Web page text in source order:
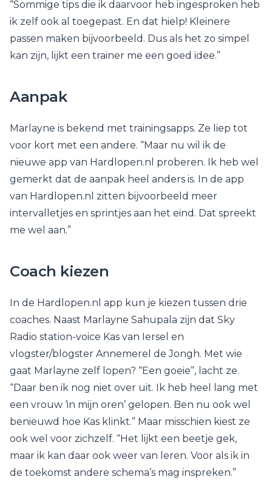
“Sommige tips die ik daarvoor heb ingesproken heb
ik zelf ook al toegepast. En dat hielp! Kleinere
passen maken bijvoorbeeld. Dus als het zo simpel
kan zijn, lijkt een trainer me een goed idee.”
Aanpak
Marlayne is bekend met trainingsapps. Ze liep tot
voor kort met een andere. “Maar nu wil ik de
nieuwe app van Hardlopen.nl proberen. Ik heb wel
gemerkt dat de aanpak heel anders is. In de app
van Hardlopen.nl zitten bijvoorbeeld meer
intervalletjes en sprintjes aan het eind. Dat spreekt
me wel aan.”
Coach kiezen
In de Hardlopen.nl app kun je kiezen tussen drie
coaches. Naast Marlayne Sahupala zijn dat Sky
Radio station-voice Kas van Iersel en
vlogster/blogster Annemerel de Jongh. Met wie
gaat Marlayne zelf lopen? “Een goeie”, lacht ze.
“Daar ben ik nog niet over uit. Ik heb heel lang met
een vrouw ‘in mijn oren’ gelopen. Ben nu ook wel
benieuwd hoe Kas klinkt.” Maar misschien kiest ze
ook wel voor zichzelf. “Het lijkt een beetje gek,
maar ik kan daar ook weer van leren. Voor als ik in
de toekomst andere schema’s mag inspreken.”